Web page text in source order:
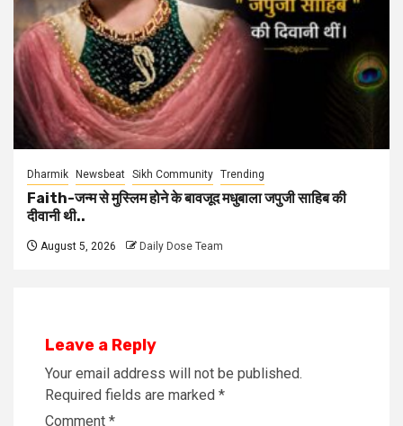
Dharmik Newsbeat Sikh Community Trending
Faith-जन्म से मुस्लिम होने के बावजूद मधुबाला जपुजी साहिब की
दीवानी थी..
August 5, 2026 Daily Dose Team
Leave a Reply
Your email address will not be published.
Required fields are marked *
Comment *